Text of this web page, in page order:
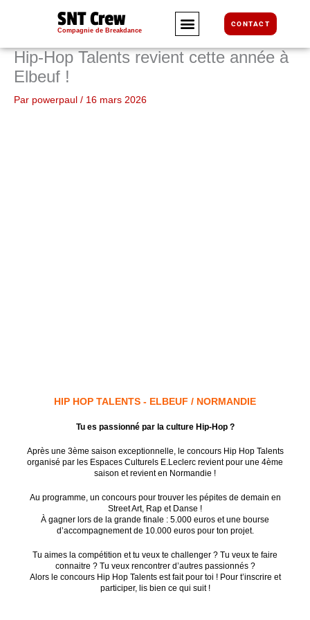
SNT Crew
Compagnie de Breakdance
CONTACT
Hip-Hop Talents revient cette année à
Elbeuf !
Par powerpaul / 16 mars 2026
HIP HOP TALENTS - ELBEUF / NORMANDIE
Tu es passionné par la culture Hip-Hop ?
Après une 3ème saison exceptionnelle, le concours Hip Hop Talents
organisé par les Espaces Culturels E.Leclerc revient pour une 4ème
saison et revient en Normandie !
Au programme, un concours pour trouver les pépites de demain en
Street Art, Rap et Danse !
À gagner lors de la grande finale : 5.000 euros et une bourse
d’accompagnement de 10.000 euros pour ton projet.
Tu aimes la compétition et tu veux te challenger ? Tu veux te faire
connaitre ? Tu veux rencontrer d’autres passionnés ?
Alors le concours Hip Hop Talents est fait pour toi ! Pour t’inscrire et
participer, lis bien ce qui suit !